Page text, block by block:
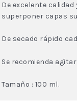
De excelente
superponer capas
De secado rápido
Se recomienda
Tamaño : 100 ml.